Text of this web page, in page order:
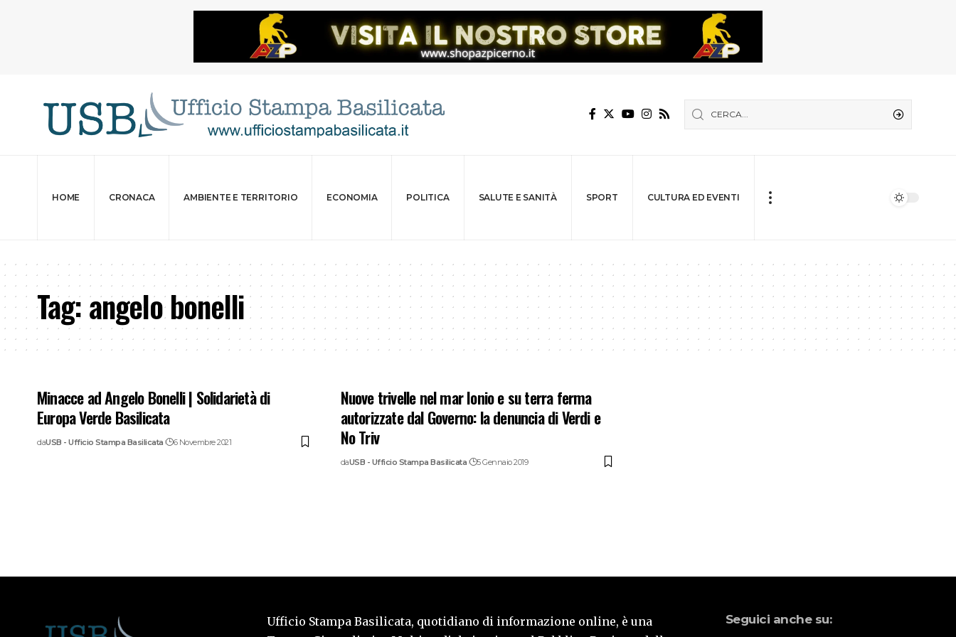
HOME CRONACA AMBIENTE E TERRITORIO ECONOMIA POLITICA SALUTE E SANITÀ SPORT CULTURA ED EVENTI
Tag:angelo bonelli
Minacce ad Angelo Bonelli | Solidarietà di
Europa Verde Basilicata
daUSB - Ufficio Stampa Basilicata 6 Novembre 2021
Nuove trivelle nel mar Ionio e su terra ferma
autorizzate dal Governo: la denuncia di Verdi e
No Triv
daUSB - Ufficio Stampa Basilicata 5 Gennaio 2019
Ufficio Stampa Basilicata, quotidiano di informazione online, è una
Seguici anche su: